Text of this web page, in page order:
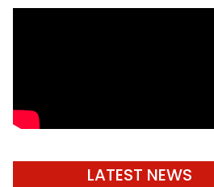
LATEST NEWS